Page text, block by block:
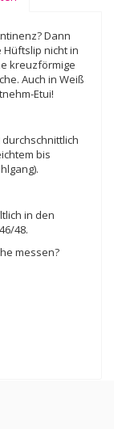
Dann
nicht in
kreuzförmige
Auch in Weiß
Etui!
bis
in den
48.
messen?